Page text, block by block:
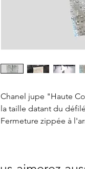
Chanel jupe "Haute
la taille datant du
Fermeture zippée à